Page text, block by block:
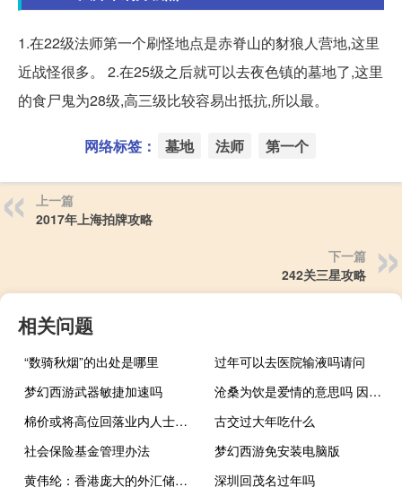
1.在22级法师第一个刷怪地点是赤脊山的豺狼人营地,这里
近战怪很多。 2.在25级之后就可以去夜色镇的墓地了,这里
的食尸鬼为28级,高三级比较容易出抵抗,所以最。
网络标签： 墓地 法师 第一个
上一篇
2017年上海拍牌攻略
下一篇
242关三星攻略
相关问题
“数骑秋烟”的出处是哪里
过年可以去医院输液吗请问
梦幻西游武器敏捷加速吗
沧桑为饮是爱情的意思吗 因为爱情怎么会有沧桑
棉价或将高位回落业内人士：注意加强新棉收购风险防控
古交过大年吃什么
社会保险基金管理办法
梦幻西游免安装电脑版
黄伟纶：香港庞大的外汇储备可有效支援金融系统
深圳回茂名过年吗